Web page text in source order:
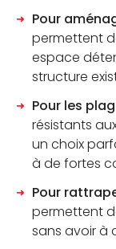
Pour
permettent
espace
structure
Pour les
résistants
un choix
à de fortes
Pour
permettent
sans avoir à